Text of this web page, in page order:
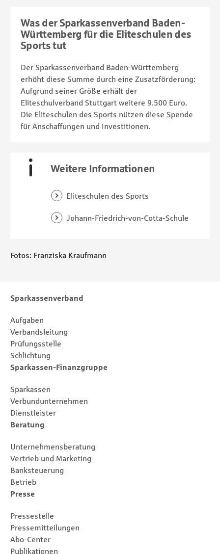
Was der Sparkassenverband Baden-
Württemberg für die Eliteschulen des
Sports tut
Der Sparkassenverband Baden-Württemberg
erhöht diese Summe durch eine Zusatzförderung:
Aufgrund seiner Größe erhält der
Eliteschulverband Stuttgart weitere 9.500 Euro.
Die Eliteschulen des Sports nützen diese Spende
für Anschaffungen und Investitionen.
Weitere Informationen
Eliteschulen des Sports
Johann-Friedrich-von-Cotta-Schule
Fotos: Franziska Kraufmann
Sitemap
Sparkassenverband
Aufgaben
Verbandsleitung
Prüfungsstelle
Schlichtung
Sparkassen-Finanzgruppe
Sparkassen
Verbundunternehmen
Dienstleister
Beratung
Unternehmensberatung
Vertrieb und Marketing
Banksteuerung
Betrieb
Presse
Pressestelle
Pressemitteilungen
Abo-Center
Publikationen